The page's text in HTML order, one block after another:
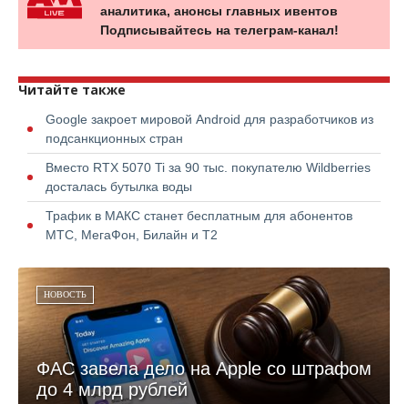
аналитика, анонсы главных ивентов
Подписывайтесь на телеграм-канал!
Читайте также
Google закроет мировой Android для разработчиков из
подсанкционных стран
Вместо RTX 5070 Ti за 90 тыс. покупателю Wildberries
досталась бутылка воды
Трафик в МАКС станет бесплатным для абонентов
МТС, МегаФон, Билайн и Т2
НОВОСТЬ
ФАС завела дело на Apple со штрафом
до 4 млрд рублей